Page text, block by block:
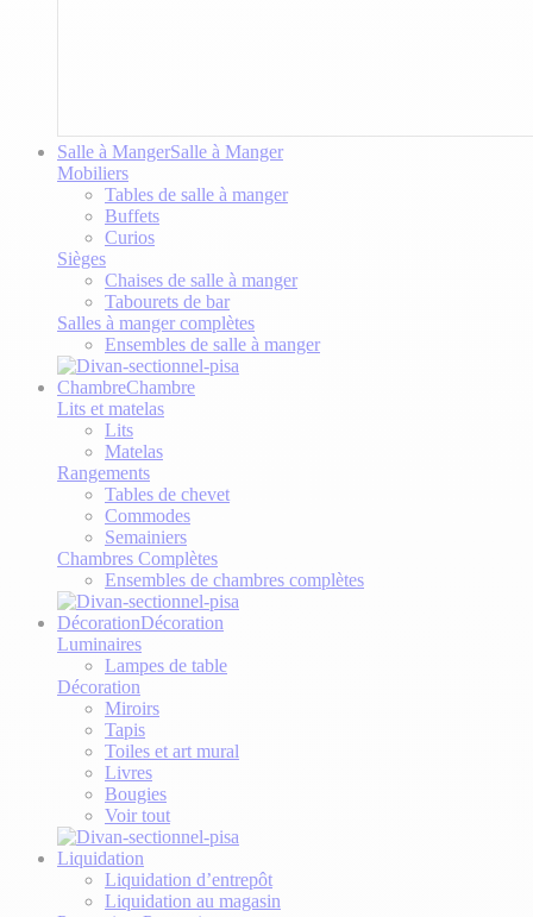
Salle à MangerSalle à Manger
Mobiliers
Tables de salle à manger
Buffets
Curios
Sièges
Chaises de salle à manger
Tabourets de bar
Salles à manger complètes
Ensembles de salle à manger
ChambreChambre
Lits et matelas
Lits
Matelas
Rangements
Tables de chevet
Commodes
Semainiers
Chambres Complètes
Ensembles de chambres complètes
DécorationDécoration
Luminaires
Lampes de table
Décoration
Miroirs
Tapis
Toiles et art mural
Livres
Bougies
Voir tout
Liquidation
Liquidation d’entrepôt
Liquidation au magasin